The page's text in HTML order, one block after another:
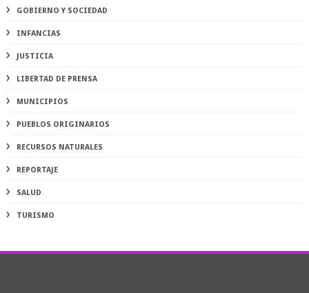
GOBIERNO Y SOCIEDAD
INFANCIAS
JUSTICIA
LIBERTAD DE PRENSA
MUNICIPIOS
PUEBLOS ORIGINARIOS
RECURSOS NATURALES
REPORTAJE
SALUD
TURISMO